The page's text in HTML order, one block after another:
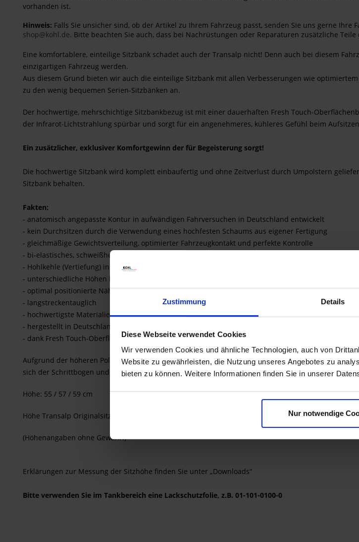
Zustimmung Details
Diese Webseite verwendet Cookies
Wir verwenden Cookies und ähnliche Technologien, auch von
Website zu gewährleisten, die Nutzung unseres Angebotes zu
bieten zu können. Weitere Informationen finden Sie in unserer
Nur notwendige
vorhanden ist.
Hinweis: Falls Sie unsicher sind, ob der Artikel zu Ihrem Fahrzeug passt, senden Sie uns gerne
shop@kohl.de. Bitte beachten Sie auch, dass bei Nachrüstungen oder Reparaturen zusätzliche
Eine komfortablere, einteilige Sitzbank schadet auch der Transalp nicht! Denn auch bei diesem
einzigartigen Fahrzeug werden.
Aus diesem Grund bieten wir auch die einteilige Sitzbank mit allen Verbesserungen wie
zu den wenig bequemen Serien-Sitzbänken an.
Der hochwertige, mehrschichtige Sitzbankbezug ist mit einer dauerhaften Fresh Touch-
der Infrarot-Lichtstrahlung spürbar und sorgt für ein angenehmeres, kühleres Gefühl beim
Ein zusätzlicher, exklusiver Komfortgewinn der für Begeisterung sorgt!
Die hochwertige Sitzbank wird komplett einbaufertig und ohne Zeitverlust durch Umpolstern
Sitzbank behalten.
Fakten:
- anatomisch angepasste Kontur in aufwändigen Fahrversuchen in Deutschland entwickelt
- kein Durchsitzen durch die Verwendung eines hochfesten Schaums aus eigener Fertigung
- gleichmäßige Gewichtsverteilung, optimierter Fahrzeugkontakt und perfekte Kontrolle
- bi-elastisches, schweißhemmendes Bezugsmaterial in "Sandoptik" mit abgedichteten Nähten
- Hohlkehle (Vertiefung) in der Sitzbankmitte zur Steißbeinentlastung
- unterschiedliche Höhen lieferbar
- optimal positionierte Nähte zur Vermeidung von Druckstellen im Sitzbereich
- langstreckentauglich
- hochwertigste Materialien und Verarbeitung in höchster Qualität
- hergestellt in Deutschland
- dank Fresh Touch-Oberflächenbeschichtung bis zu 10°C Temperaturunterschied zum original
Aufgrund der höheren Polsterung mit hochwertigen Schäumensitzen sich die Touratech
sich der Schrittbogen und Sie erreichen trotzdembequemmit den Füßen den Boden.
Höhe: 55 / 57 / 59 cm
Höhe Transalp Originalsitzbank: 54 cm
(Höhenangaben ohne Gewähr!)
Erklärungen zur Messung der Sitzhöhe finden Sie unter „Downloads“
Bitte verwenden Sie im Tankbereich eine Lackschutzfolie, z.B. 01-101-0100-0